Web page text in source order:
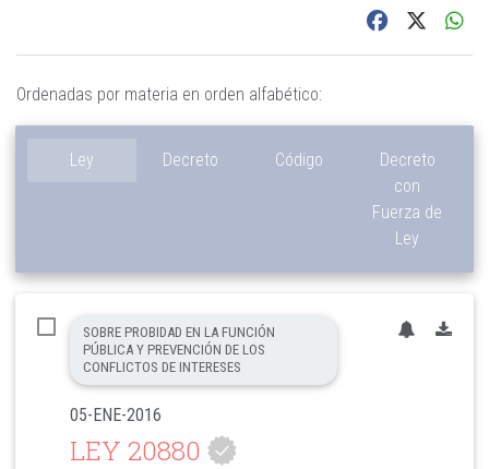
Ordenadas por materia en orden alfabético:
Ley Decreto Código
Decreto
con
Fuerza de
Ley
SOBRE PROBIDAD EN LA FUNCIÓN
PÚBLICA Y PREVENCIÓN DE LOS
CONFLICTOS DE INTERESES
05-ENE-2016
LEY 20880